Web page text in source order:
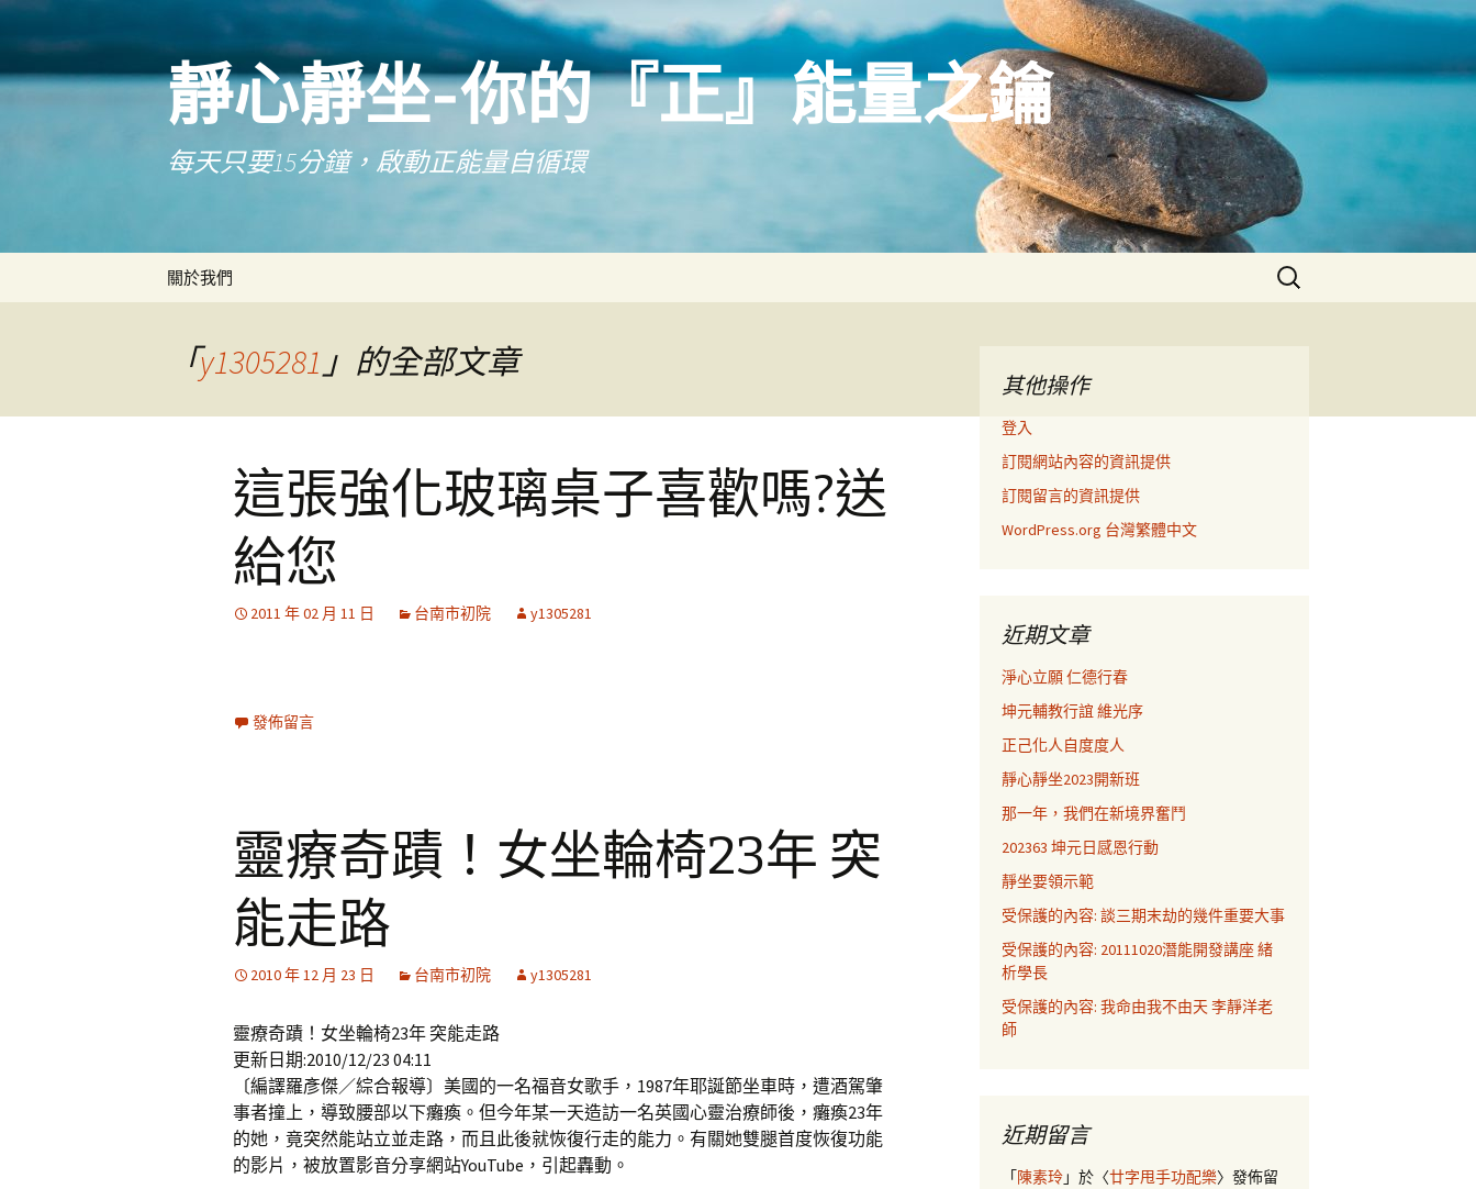
靜心靜坐-你的『正』能量之鑰
每天只要15分鐘，啟動正能量自循環
關於我們
搜
尋
「y1305281 」的全部文章
這張強化玻璃桌子喜歡嗎?送
給您
2011 年 02 月 11 日 台南市初院 y1305281
發佈留言
靈療奇蹟！女坐輪椅23年 突
能走路
2010 年 12 月 23 日 台南市初院 y1305281
靈療奇蹟！女坐輪椅23年 突能走路
更新日期:2010/12/23 04:11
〔編譯羅彥傑／綜合報導〕美國的一名福音女歌手，1987年耶誕節坐車時，遭酒駕肇
事者撞上，導致腰部以下癱瘓。但今年某一天造訪一名英國心靈治療師後，癱瘓23年
的她，竟突然能站立並走路，而且此後就恢復行走的能力。有關她雙腿首度恢復功能
的影片，被放置影音分享網站YouTube，引起轟動。
其他操作
登入
訂閱網站內容的資訊提供
訂閱留言的資訊提供
WordPress.org 台灣繁體中文
近期文章
淨心立願 仁德行春
坤元輔教行誼 維光序
正己化人自度度人
靜心靜坐2023開新班
那一年，我們在新境界奮鬥
202363 坤元日感恩行動
靜坐要領示範
受保護的內容: 談三期末劫的幾件重要大事
受保護的內容: 20111020潛能開發講座 緒
析學長
受保護的內容: 我命由我不由天 李靜洋老
師
近期留言
「陳素玲」於〈廿字甩手功配樂〉發佈留